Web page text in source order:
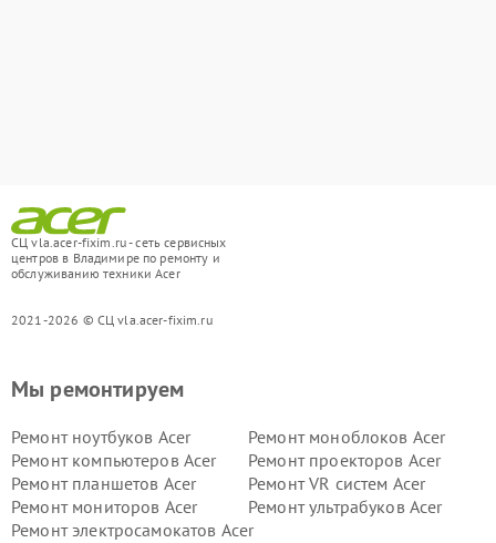
СЦ vla.acer-fixim.ru - сеть сервисных
центров в Владимире по ремонту и
обслуживанию техники Acer
2021-2026 © СЦ vla.acer-fixim.ru
Мы ремонтируем
Ремонт ноутбуков Acer
Ремонт моноблоков Acer
Ремонт компьютеров Acer
Ремонт проекторов Acer
Ремонт планшетов Acer
Ремонт VR систем Acer
Ремонт мониторов Acer
Ремонт ультрабуков Acer
Ремонт электросамокатов Acer